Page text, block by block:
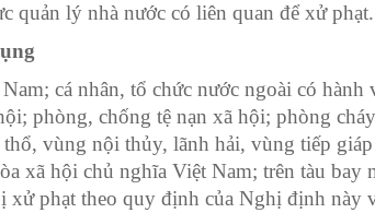
quản lý nhà nước có liên quan để xử phạt.
cá nhân, tổ chức nước ngoài có
phòng, chống tệ nạn xã hội; phòng
vùng nội thủy, lãnh hải, vùng tiếp
òa xã hội chủ nghĩa Việt Nam; trên tàu bay
phạt theo quy định của Nghị định này